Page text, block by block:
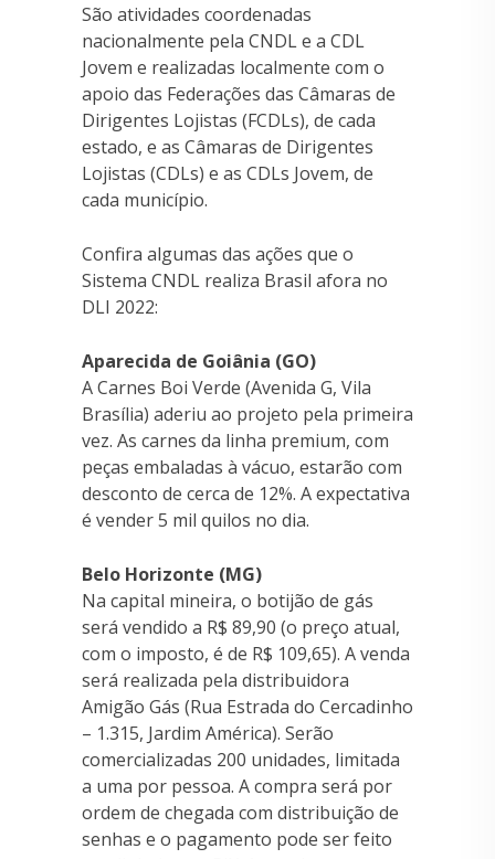
São atividades coordenadas
nacionalmente pela CNDL e a CDL
Jovem e realizadas localmente com o
apoio das Federações das Câmaras de
Dirigentes Lojistas (FCDLs), de cada
estado, e as Câmaras de Dirigentes
Lojistas (CDLs) e as CDLs Jovem, de
cada município.
Confira algumas das ações que o
Sistema CNDL realiza Brasil afora no
DLI 2022:
Aparecida de Goiânia (GO)
A Carnes Boi Verde (Avenida G, Vila
Brasília) aderiu ao projeto pela primeira
vez. As carnes da linha premium, com
peças embaladas à vácuo, estarão com
desconto de cerca de 12%. A expectativa
é vender 5 mil quilos no dia.
Belo Horizonte (MG)
Na capital mineira, o botijão de gás
será vendido a R$ 89,90 (o preço atual,
com o imposto, é de R$ 109,65). A venda
será realizada pela distribuidora
Amigão Gás (Rua Estrada do Cercadinho
– 1.315, Jardim América). Serão
comercializadas 200 unidades, limitada
a uma por pessoa. A compra será por
ordem de chegada com distribuição de
senhas e o pagamento pode ser feito